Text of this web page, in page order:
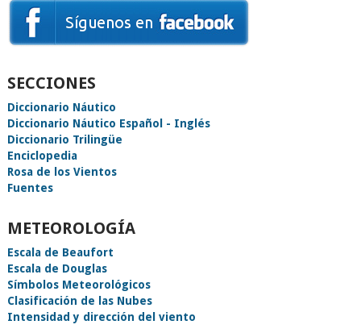
SECCIONES
Diccionario Náutico
Diccionario Náutico Español - Inglés
Diccionario Trilingüe
Enciclopedia
Rosa de los Vientos
Fuentes
METEOROLOGÍA
Escala de Beaufort
Escala de Douglas
Símbolos Meteorológicos
Clasificación de las Nubes
Intensidad y dirección del viento